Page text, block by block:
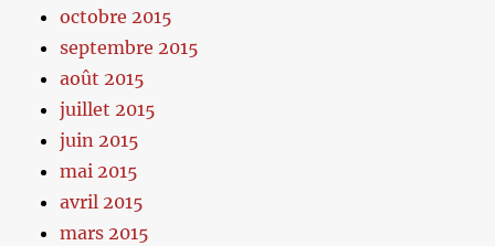
octobre 2015
septembre 2015
août 2015
juillet 2015
juin 2015
mai 2015
avril 2015
mars 2015